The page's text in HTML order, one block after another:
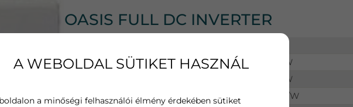
OASIS FULL DC INVERTER
Teljesítmény
Hűtés kW
kW
SEER
Hűtés W/W
A WEBOLDAL SÜTIKET HASZNÁL
a minőségi felhasználói élmény érdekében sütiket